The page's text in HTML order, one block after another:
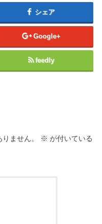
シェア
Google+
feedly
ません。 ※ が付いている